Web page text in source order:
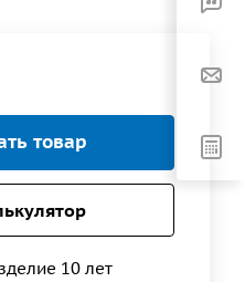
товар
10 лет